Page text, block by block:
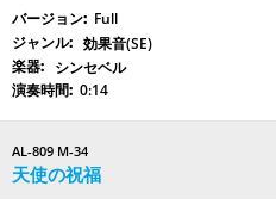
Full
効果音(SE)
シンセベル
0:14
AL-809 M-34
天使の祝福